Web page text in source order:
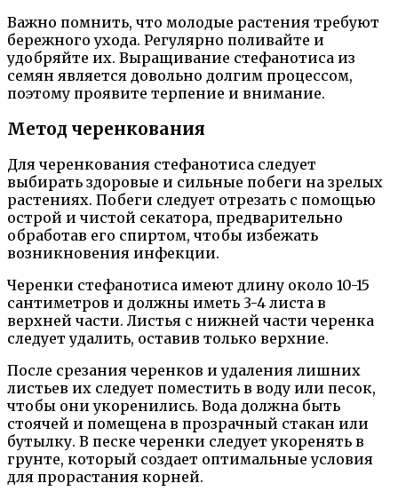
Важно помнить, что молодые растения требуют
бережного ухода. Регулярно поливайте и
удобряйте их. Выращивание стефанотиса из
семян является довольно долгим процессом,
поэтому проявите терпение и внимание.
Метод черенкования
Для черенкования стефанотиса следует
выбирать здоровые и сильные побеги на зрелых
растениях. Побеги следует отрезать с помощью
острой и чистой секатора, предварительно
обработав его спиртом, чтобы избежать
возникновения инфекции.
Черенки стефанотиса имеют длину около 10-15
сантиметров и должны иметь 3-4 листа в
верхней части. Листья с нижней части черенка
следует удалить, оставив только верхние.
После срезания черенков и удаления лишних
листьев их следует поместить в воду или песок,
чтобы они укоренились. Вода должна быть
стоячей и помещена в прозрачный стакан или
бутылку. В песке черенки следует укоренять в
грунте, который создает оптимальные условия
для прорастания корней.